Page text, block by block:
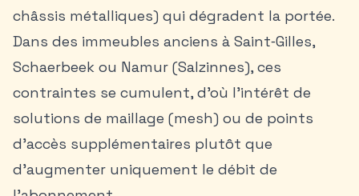
châssis métalliques) qui dégradent la portée.
Dans des immeubles anciens à Saint‑Gilles,
Schaerbeek ou Namur (Salzinnes), ces
contraintes se cumulent, d’où l’intérêt de
solutions de maillage (mesh) ou de points
d’accès supplémentaires plutôt que
d’augmenter uniquement le débit de